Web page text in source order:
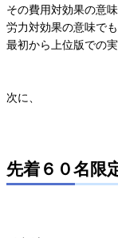
その費用対効果の意味
労力対効果の意味でも
最初から上位版での
次に、
先着６０名限